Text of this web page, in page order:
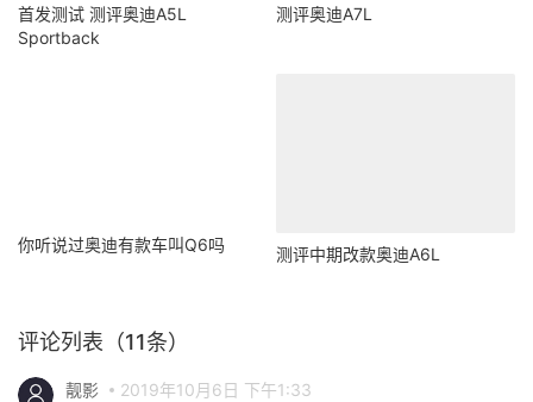
首发测试 测评奥迪A5L
Sportback
测评奥迪A7L
你听说过奥迪有款车叫Q6吗 测评中期改款奥迪A6L
评论列表（11条）
靓影
2019年10月6日 下午1:33